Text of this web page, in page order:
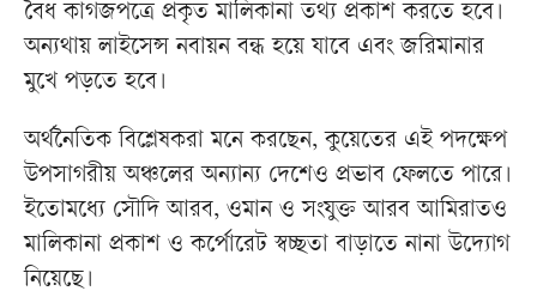
বৈধ কাগজপত্রে প্রকৃত মালিকানা তথ্য প্রকাশ করতে হবে।
অন্যথায় লাইসেন্স নবায়ন বন্ধ হয়ে যাবে এবং জরিমানার
মুখে পড়তে হবে।
অর্থনৈতিক বিশ্লেষকরা মনে করছেন, কুয়েতের এই পদক্ষেপ
উপসাগরীয় অঞ্চলের অন্যান্য দেশেও প্রভাব ফেলতে পারে।
ইতোমধ্যে সৌদি আরব, ওমান ও সংযুক্ত আরব আমিরাতও
মালিকানা প্রকাশ ও কর্পোরেট স্বচ্ছতা বাড়াতে নানা উদ্যোগ
নিয়েছে।